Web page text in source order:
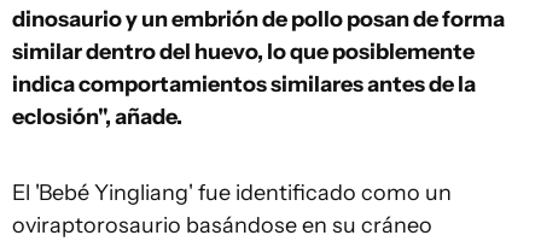
dinosaurio y un embrión de pollo posan de forma
similar dentro del huevo, lo que posiblemente
indica comportamientos similares antes de la
eclosión", añade.
El 'Bebé Yingliang' fue identificado como un
oviraptorosaurio basándose en su cráneo